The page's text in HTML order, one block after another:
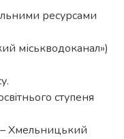
ресурсами
міськводоканал»)
cтупеня
Хмельницький